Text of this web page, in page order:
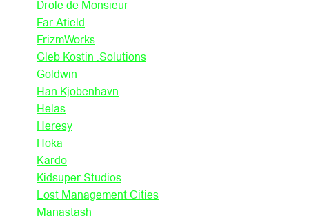
Drole de Monsieur
Far Afield
FrizmWorks
Gleb Kostin .Solutions
Goldwin
Han Kjobenhavn
Helas
Heresy
Hoka
Kardo
Kidsuper Studios
Lost Management Cities
Manastash